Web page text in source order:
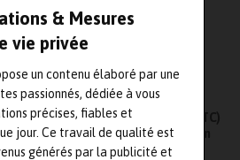
& Mesures
vie privée
un contenu élaboré par une
passionnés, dédiée à vous
précises, fiables et
jour. Ce travail de qualité est
générés par la publicité et
Norelem entend repousser les
des essais de câbles pour véhicules
M2A inaugure le Giga Test Centre (GTC)
des essais de pointe et validation
de gigafactories